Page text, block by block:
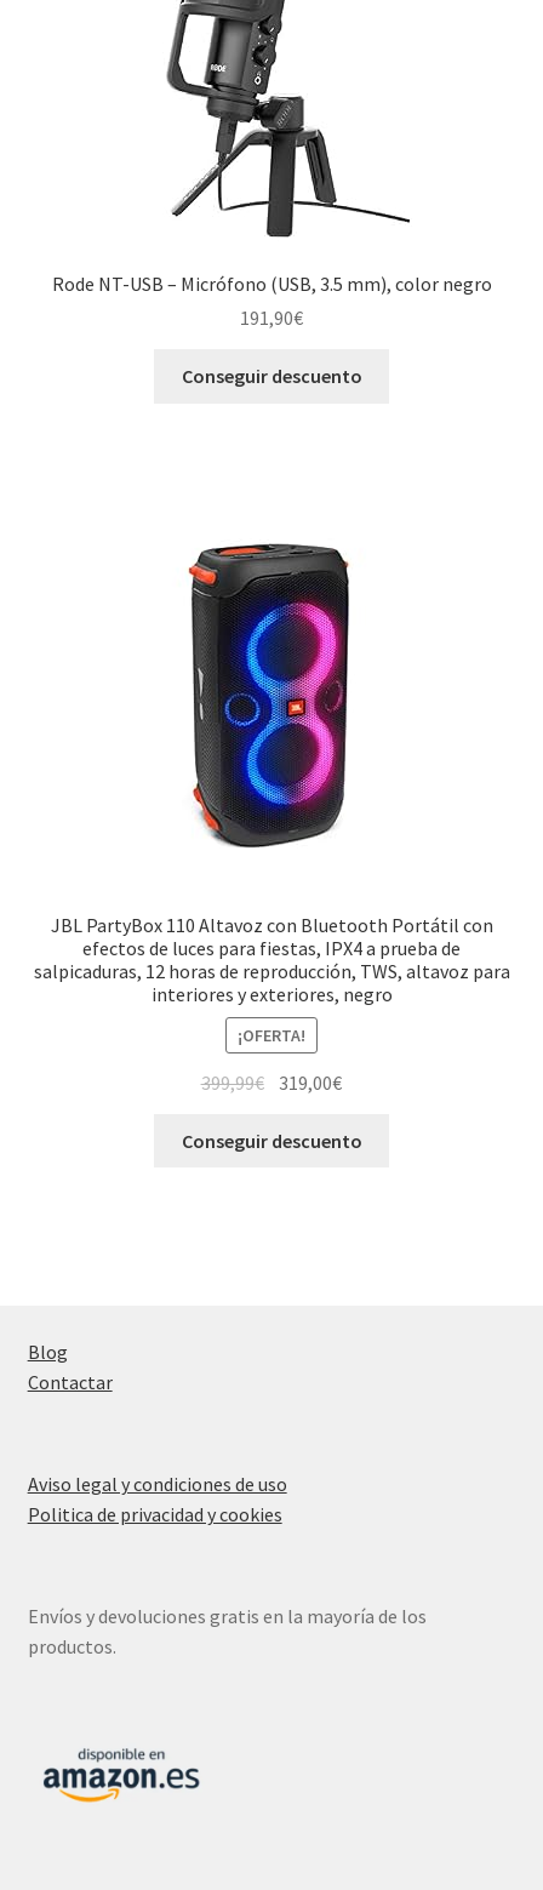
Rode NT-USB – Micrófono (USB, 3.5 mm), color negro
191,90€
Conseguir descuento
JBL PartyBox 110 Altavoz con Bluetooth Portátil con
efectos de luces para fiestas, IPX4 a prueba de
salpicaduras, 12 horas de reproducción, TWS, altavoz para
interiores y exteriores, negro
¡OFERTA!
399,99€ El
original
era:
319,00€El
es:
Conseguir descuento
Blog
Contactar
Aviso legal y condiciones de uso
Politica de privacidad y cookies
Envíos y devoluciones gratis en la mayoría de los
productos.